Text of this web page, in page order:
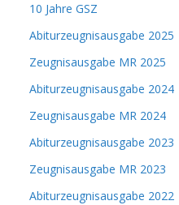
10 Jahre GSZ
Abiturzeugnisausgabe 2025
Zeugnisausgabe MR 2025
Abiturzeugnisausgabe 2024
Zeugnisausgabe MR 2024
Abiturzeugnisausgabe 2023
Zeugnisausgabe MR 2023
Abiturzeugnisausgabe 2022